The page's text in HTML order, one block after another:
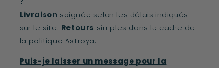
Livraison soignée selon les délais indiqués
sur le site. Retours simples dans le cadre de
la politique Astroya.
Puis-je laisser un message pour la